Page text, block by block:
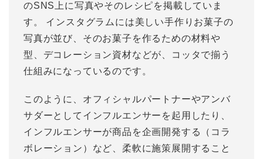
のSNS上に写真やそのレシピを掲載していま
す。 インスタグラムには美しい手作りお菓子の
写真が並び、そのお菓子を作るための材料や
型、デコレーション資材などが、コッタで揃う
仕組みになっているのです。
このように、オフィシャルパートナーやアンバ
サダーとしてインフルエンサーを起用したり、
インフルエンサーが商品を企画開発する（コラ
ボレーション）など、柔軟に施策展開すること